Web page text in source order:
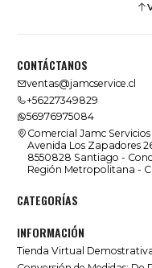
CONTÁCTANOS
ventas@jamcservice.cl
+56227349829
56976975084
Comercial Jamc
Avenida Los Zapadores
8550828 Santiago -
Región Metropolitana -
CATEGORÍAS
INFORMACIÓN
Tienda Virtual